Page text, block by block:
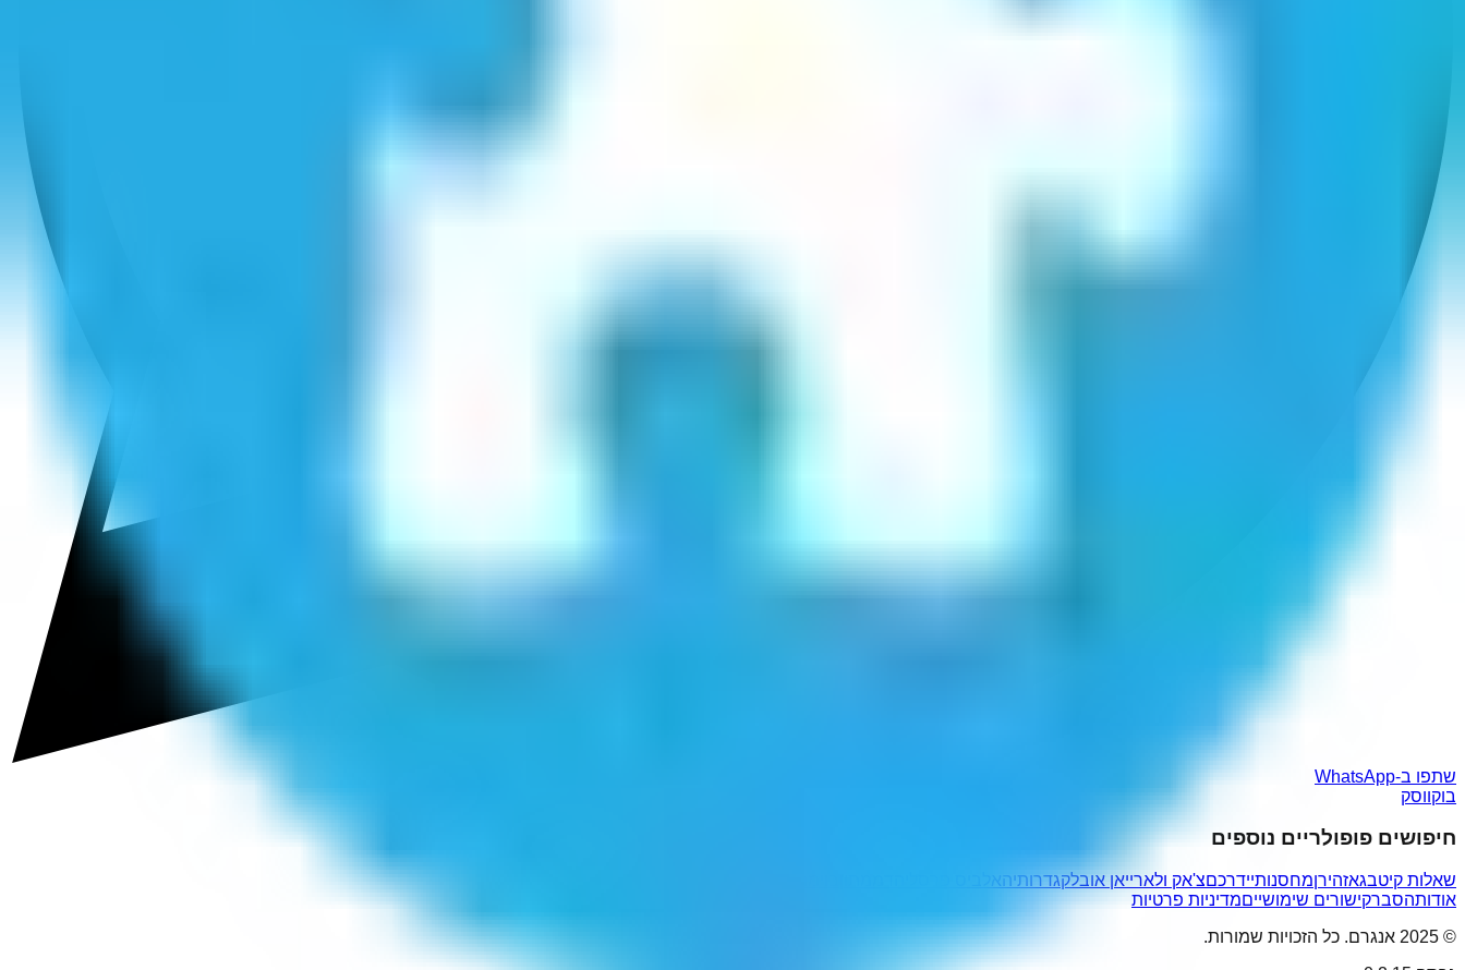
שתפו ב-WhatsApp
בוקווסק
חיפושים פופולריים נוספים
שאלות קיטבגאזהירןמחסנותיידרכםצ'אק ולארייאן אובלקגדרותיה
אודותהסברקישורים שימושייםמדיניות פרטיות
© 2025 אנגרם. כל הזכויות שמורות.